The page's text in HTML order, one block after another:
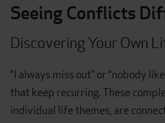
Seeing Conflicts
Discovering Your Own
“I always miss out” or “nobody
that keep recurring. These
individual life themes, are